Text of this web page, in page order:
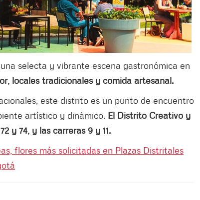
selecta y vibrante escena gastronómica en
locales tradicionales y comida artesanal.
este distrito es un punto de encuentro
artístico y dinámico. El Distrito Creativo y
y 74, y las carreras 9 y 11.
flores más solicitadas en Plazas Distritales